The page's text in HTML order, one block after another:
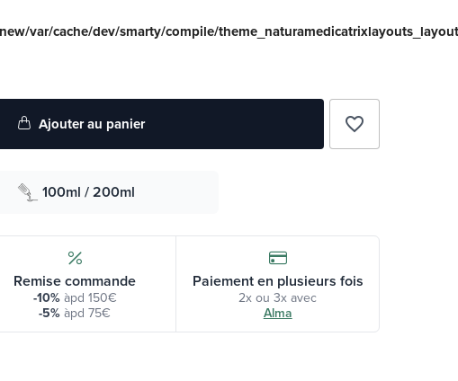
var/cache/dev/smarty/compile/
Ajouter au panier favorite_border
100ml / 200ml
Remise commande
-10%àpd 150€
-5% àpd 75€
Paiement en plusieurs fois
2x ou 3x avec
Alma